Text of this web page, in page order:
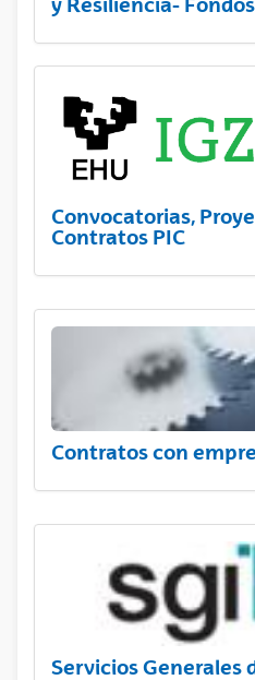
Convocatorias,
Contratos PIC
Contratos con
Servicios Generales